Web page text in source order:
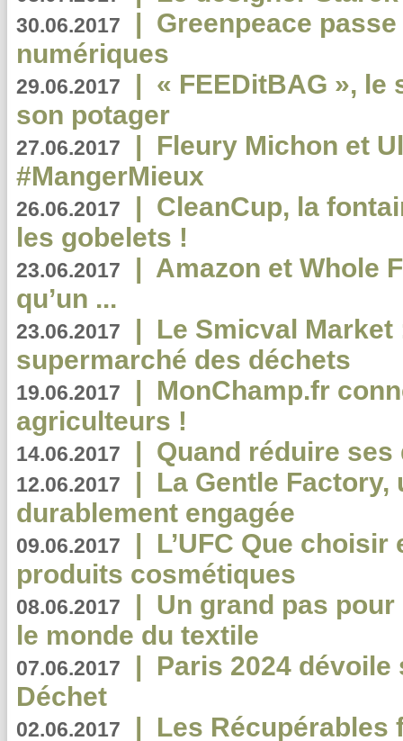
30.06.2017 | Greenpeace
numériques
29.06.2017 | « FEEDitBAG », le
son potager
27.06.2017 | Fleury Michon et
#MangerMieux
26.06.2017 | CleanCup, la
les gobelets !
23.06.2017 | Amazon et Whole
qu’un ...
23.06.2017 | Le Smicval
supermarché des déchets
19.06.2017 | MonChamp.fr
agriculteurs !
14.06.2017 | Quand réduire
12.06.2017 | La Gentle
durablement engagée
09.06.2017 | L’UFC Que
produits cosmétiques
08.06.2017 | Un grand pas
le monde du textile
07.06.2017 | Paris 2024
Déchet
02.06.2017 | Les Récupérables